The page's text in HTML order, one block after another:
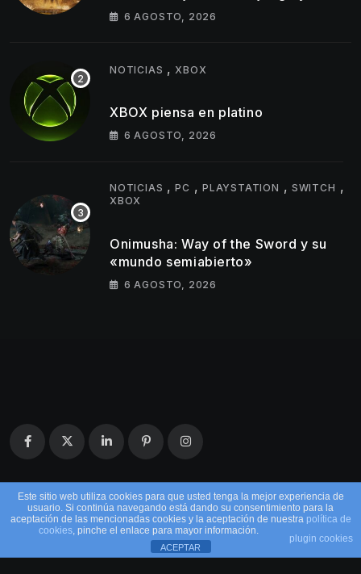
son los primeros cambios que
6 AGOSTO, 2026
NOTICIAS , XBOX
XBOX piensa en platino
6 AGOSTO, 2026
NOTICIAS ,PC ,PLAYSTATION , SWITCH ,
XBOX
Onimusha: Way of the Sword y su
«mundo semiabierto»
6 AGOSTO, 2026
© 2026 EntreMandos. Todos los derechos
Este sitio web utiliza cookies para que usted tenga la mejor experiencia de
usuario. Si continúa navegando está dando su consentimiento para la
aceptación de las mencionadas cookies y la aceptación de nuestra política de
cookies, pinche el enlace para mayor información.
plugin cookies
ACEPTAR